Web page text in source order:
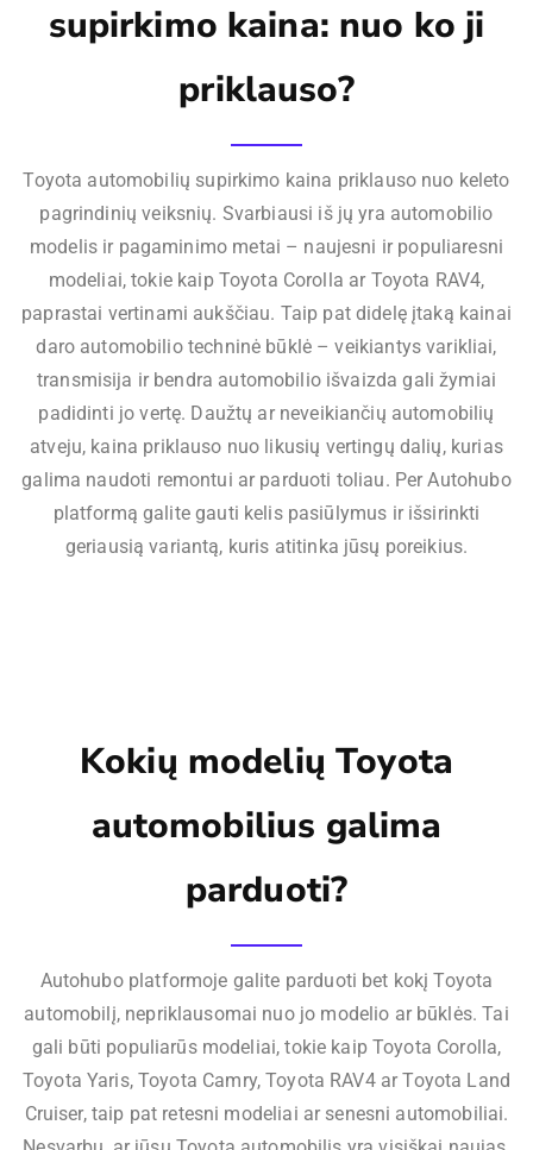
supirkimo kaina: nuo ko ji
priklauso?
Toyota automobilių supirkimo kaina priklauso nuo keleto
pagrindinių veiksnių. Svarbiausi iš jų yra automobilio
modelis ir pagaminimo metai – naujesni ir populiaresni
modeliai, tokie kaip Toyota Corolla ar Toyota RAV4,
paprastai vertinami aukščiau. Taip pat didelę įtaką kainai
daro automobilio techninė būklė – veikiantys varikliai,
transmisija ir bendra automobilio išvaizda gali žymiai
padidinti jo vertę. Daužtų ar neveikiančių automobilių
atveju, kaina priklauso nuo likusių vertingų dalių, kurias
galima naudoti remontui ar parduoti toliau. Per Autohubo
platformą galite gauti kelis pasiūlymus ir išsirinkti
geriausią variantą, kuris atitinka jūsų poreikius.
Kokių modelių Toyota
automobilius galima
parduoti?
Autohubo platformoje galite parduoti bet kokį Toyota
automobilį, nepriklausomai nuo jo modelio ar būklės. Tai
gali būti populiarūs modeliai, tokie kaip Toyota Corolla,
Toyota Yaris, Toyota Camry, Toyota RAV4 ar Toyota Land
Cruiser, taip pat retesni modeliai ar senesni automobiliai.